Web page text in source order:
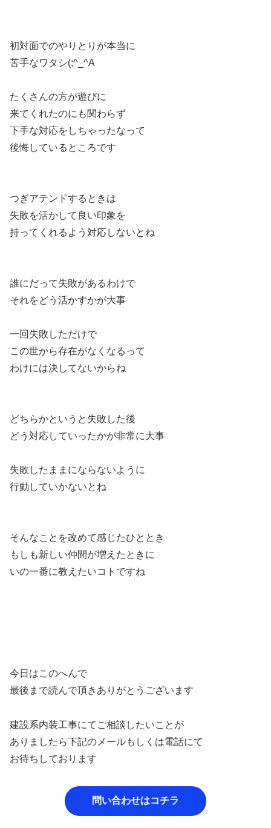
初対面でのやりとりが本当に
苦手なワタシ(;^_^A
たくさんの方が遊びに
来てくれたのにも関わらず
下手な対応をしちゃったなって
後悔しているところです
つぎアテンドするときは
失敗を活かして良い印象を
持ってくれるよう対応しないとね
誰にだって失敗があるわけで
それをどう活かすかが大事
一回失敗しただけで
この世から存在がなくなるって
わけには決してないからね
どちらかというと失敗した後
どう対応していったかが非常に大事
失敗したままにならないように
行動していかないとね
そんなことを改めて感じたひととき
もしも新しい仲間が増えたときに
いの一番に教えたいコトですね
今日はこのへんで
最後まで読んで頂きありがとうございます
建設系内装工事にてご相談したいことが
ありましたら下記のメールもしくは電話にて
お待ちしております
問い合わせはコチラ